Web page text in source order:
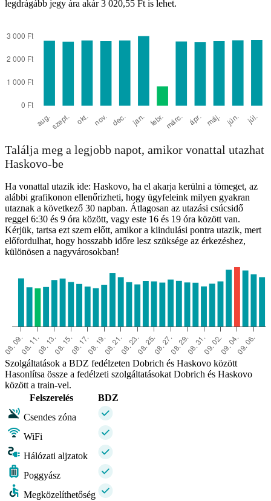
legdrágább jegy ára akár 3 020,55 Ft is lehet.
Találja meg a legjobb napot, amikor vonattal utazhat
Haskovo-be
Ha vonattal utazik ide: Haskovo, ha el akarja kerülni a tömeget, az
alábbi grafikonon ellenőrizheti, hogy ügyfeleink milyen gyakran
utaznak a következő 30 napban. Átlagosan az utazási csúcsidő
reggel 6:30 és 9 óra között, vagy este 16 és 19 óra között van.
Kérjük, tartsa ezt szem előtt, amikor a kiindulási pontra utazik, mert
előfordulhat, hogy hosszabb időre lesz szüksége az érkezéshez,
különösen a nagyvárosokban!
Szolgáltatások a BDZ fedélzeten Dobrich és Haskovo között
Hasonlítsa össze a fedélzeti szolgáltatásokat Dobrich és Haskovo
között a train-vel.
Felszerelés
BDZ
Csendes zóna
WiFi
Hálózati aljzatok
Poggyász
Megközelíthetőség